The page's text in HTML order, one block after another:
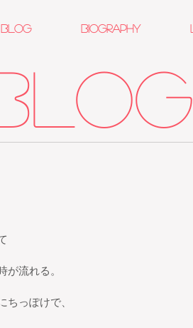
Blog Biography
流れる。
っぽけで、